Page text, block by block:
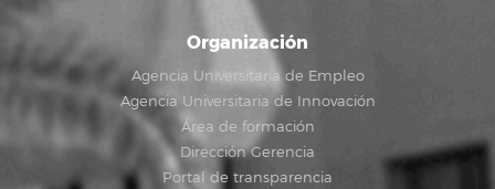
Organización
Agencia Universitaria de Empleo
Agencia Universitaria de Innovación
Área de formación
Dirección Gerencia
Portal de transparencia